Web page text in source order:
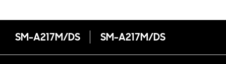
SM-A217M/DS SM-A217M/DS